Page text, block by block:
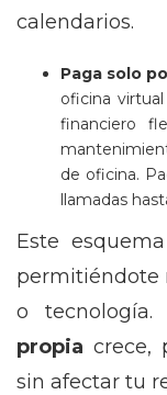
calendarios.
Paga solo
oficina
financiero
de oficina.
llamadas
Este
permitiéndote
o
propia crece,
sin afectar tu